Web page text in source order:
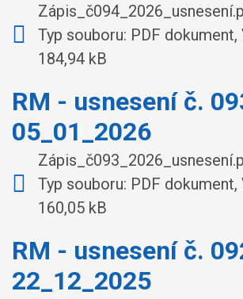
Typ souboru: PDF
184,94 kB
RM - usnesení č.
05_01_2026
Typ souboru: PDF
160,05 kB
RM - usnesení č.
22_12_2025